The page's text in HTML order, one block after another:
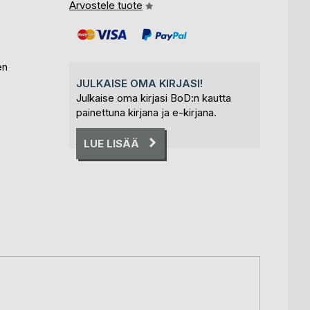
Arvostele tuote
JULKAISE OMA KIRJASI!
Julkaise oma kirjasi BoD:n kautta
painettuna kirjana ja e-kirjana.
LUE LISÄÄ